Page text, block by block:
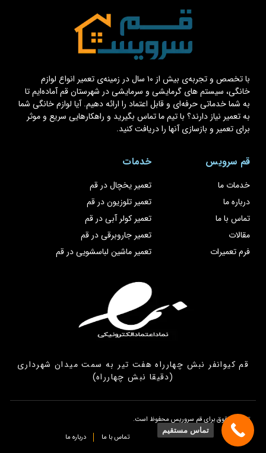
با تخصص و تجربه‌ی بیش از ۱۰ سال در زمینه‌ی تعمیر انواع لوازم
خانگی، سیستم های گرمایشی و سرمایشی در شهرستان قم آماده‌ایم تا
به شما خدماتی حرفه‌ای و قابل اعتماد را ارائه دهیم. آیا لوازم خانگی شما
به تعمیر نیاز دارند؟ با تیم ما تماس بگیرید و راهکارهایی سریع و موثر
برای تعمیر و بازسازی آنها را دریافت کنید.
قم سرویس
خدمات ما
درباره ما
تماس با ما
مقالات
فرم تعمیرات
خدمات
تعمیر یخچال در قم
تعمیر تلوزیون در قم
تعمیر کولر آبی در قم
تعمیر جاروبرقی در قم
تعمیر ماشین لباسشویی در قم
قم کیوانفر نبش چهارراه هفت تیر به سمت میدان شهرداری
(دقیقا نبش چهارراه)
تمامی حقوق برای قم سروریس محفوظ است.
تماس با ما
درباره ما
تماس مستقیم